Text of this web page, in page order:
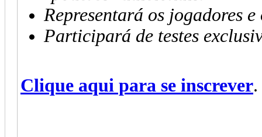
Representará os jogadores
Participará de testes
Clique aqui para se inscrever.